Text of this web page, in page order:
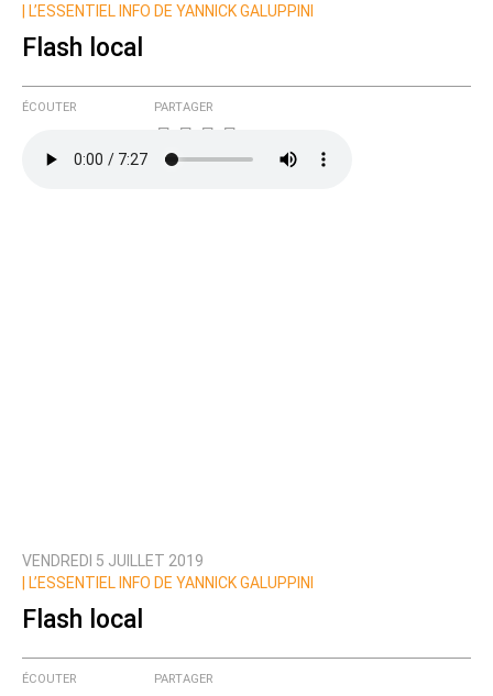
L’ESSENTIEL INFO DE YANNICK GALUPPINI
Flash local
ÉCOUTER PARTAGER
VENDREDI 5 JUILLET 2019
L’ESSENTIEL INFO DE YANNICK GALUPPINI
Flash local
ÉCOUTER PARTAGER